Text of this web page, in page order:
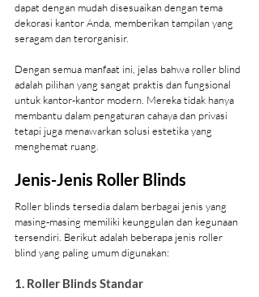
dapat dengan mudah disesuaikan dengan tema
dekorasi kantor Anda, memberikan tampilan yang
seragam dan terorganisir.
Dengan semua manfaat ini, jelas bahwa roller blind
adalah pilihan yang sangat praktis dan fungsional
untuk kantor-kantor modern. Mereka tidak hanya
membantu dalam pengaturan cahaya dan privasi
tetapi juga menawarkan solusi estetika yang
menghemat ruang.
Jenis-Jenis Roller Blinds
Roller blinds tersedia dalam berbagai jenis yang
masing-masing memiliki keunggulan dan kegunaan
tersendiri. Berikut adalah beberapa jenis roller
blind yang paling umum digunakan:
1. Roller Blinds Standar